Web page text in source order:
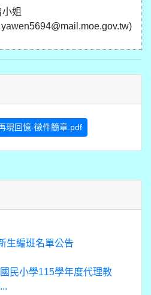
姐
現回憶-徵件簡章.pdf
生編班名單公告
民小學115學年度代理教